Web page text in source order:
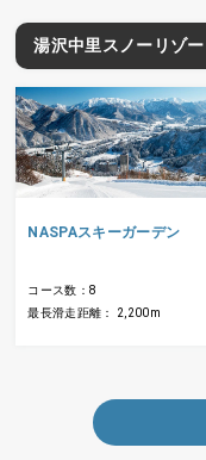
湯沢中里スノーリゾ
NASPAスキーガーデン
コース数：8
最長滑走距離： 2,200m